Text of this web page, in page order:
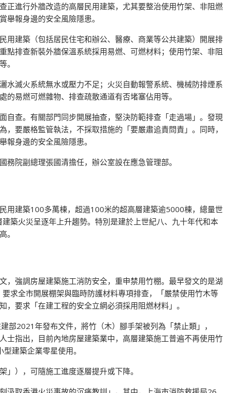
正進行外牆改造的高層民用建築，尤其要整治使用竹架、非阻燃
報身邊的安全風險隱患。
用建築（包括居民住宅和辦公、醫療、商業等公共建築）開展排
點排查新裝外牆保溫系統採用易燃、可燃材料；使用竹架、非阻
。
水滅火系統無水或壓力不足；火災自動報警系統、機械防排煙系
易燃可燃雜物、排查疏散通道有否堵塞佔用等。
自查。有關部門同步開展抽查，堅決防範排查「走過場」。發現
要嚴格監管執法，不採取措施的「要嚴肅追責問責」。同時，
報身邊的安全風險隱患。
院副總理張國清擔任，辦公室設在應急管理部。
用建築100多萬棟，超過100米的超高層建築逾5000棟，總量世
築火災呈逐年上升趨勢。特別是建於上世紀八、九十年代和本
。
，強調房屋建築施工消防安全，重申禁用竹棚。最早發文的是湖
求全市開展棚架與臨時防護材料專項排查，「嚴禁使用竹木等
要求「在建工程的安全立網必須採用阻燃材料」。
部2021年發布文件，將竹（木）腳手架被列為「禁止類」，
指出，目前內地房屋建築業中，高層建築施工普遍不再使用竹
建築企業零星使用。
），可隨施工進度逐層提升或下降。